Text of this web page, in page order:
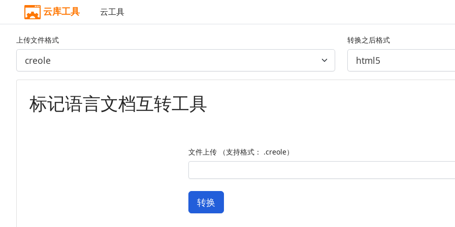
云库工具 云工具
上传文件格式 转换之后格式
标记语言文档互转工具
文件上传 （支持格式： .creole）
转换